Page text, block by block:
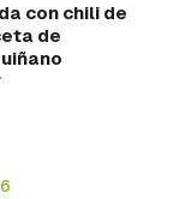
con chili de
de